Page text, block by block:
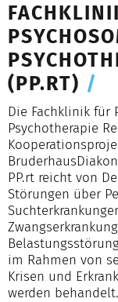
(PP.RT) /
Die Fachklinik für
Psychotherapie
PP.rt reicht von
Störungen über
im Rahmen von
Krisen und
werden behandelt.